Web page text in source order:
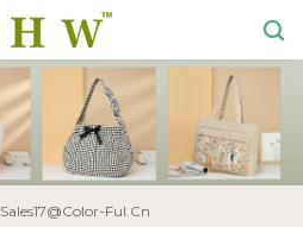
Sales17@color-Ful.cn